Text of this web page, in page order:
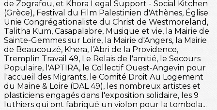
de Zografou, et Khora Legal Support - Social Kitchen
(Grèce), Festival du Film Palestinien d'Athènes, Église
Unie Congrégationaliste du Christ de Westmoreland,
Talitha Kum, Casapalabre, Musique et vie, la Mairie de
Sainte-Gemmes sur Loire, la Mairie d'Angers, la Mairie
de Beaucouzé, Khera, l’Abri de la Providence,
Tremplin Travail 49, Le Relais de l'amitié, le Secours
Populaire, l'APTIRA, le Collectif Ouest-Angevin pour
l'accueil des Migrants, le Comité Droit Au Logement
du Maine & Loire (DAL 49), les nombreux artistes et
plasticiens engagés dans l'exposition solidaire, les 9
luthiers qui ont fabriqué un violon pour la tombola...